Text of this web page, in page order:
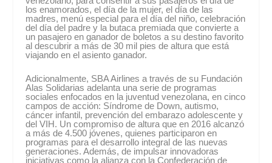
los enamorados, el día de la mujer, el día de las
madres, menú especial para el día del niño, celebración
del día del padre y la butaca premiada que convierte a
un pasajero en ganador de boletos a su destino favorito
al descubrir a más de 30 mil pies de altura que está
viajando en el asiento ganador.
Adicionalmente, SBA Airlines a través de su Fundación
Alas Solidarias adelanta una serie de programas
sociales enfocados en la juventud venezolana, en cinco
campos de acción: Síndrome de Down, autismo,
cáncer infantil, prevención del embarazo adolescente y
del VIH. Un compromiso de altura que en 2016 alcanzó
a más de 4.500 jóvenes, quienes participaron en
programas para el desarrollo integral de las nuevas
generaciones. Además, de impulsar innovadoras
iniciativas como la alianza con la Confederación de